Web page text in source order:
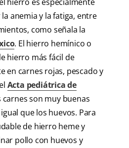
anemia y la fatiga, entre
como señala la
. El hierro hemínico o
hierro más fácil de
en carnes rojas, pescado y
Acta pediátrica de
carnes son muy buenas
que los huevos. Para
de hierro heme y
pollo con huevos y